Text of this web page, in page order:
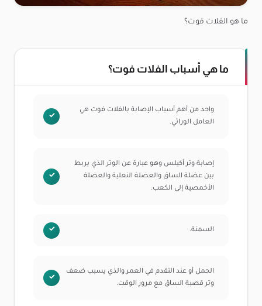
ما هو الفلات فوت؟
ما هي أسباب الفلات فوت؟
واحد من أهم أسباب الإصابة بالفلات فوت هي
العامل الوراثي.
إصابة وتر أكيلس وهو عبارة عن الوتر الذي يربط
بين عضلة الساق والعضلة النعلية والعضلة
الأخمصية إلى الكعب.
السمنة.
الحمل أو عند التقدم في العمر والذي يسبب ضعف
وتر قصبة الساق مع مرور الوقت.